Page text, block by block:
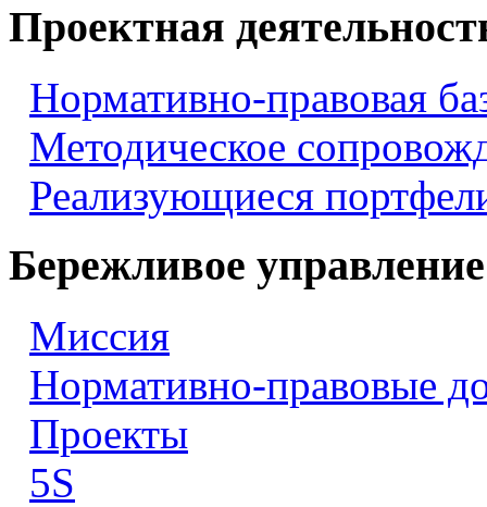
Проектная
Нормативно-правовая
Методическое
Реализующиеся
Бережливое управление
Миссия
Нормативно-правовые
Проекты
5S